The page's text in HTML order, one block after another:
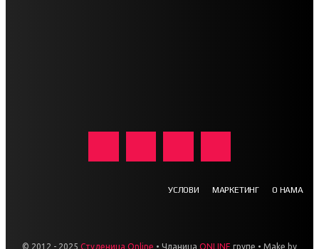
УСЛОВИ МАРКЕТИНГ О НАМА
© 2012 - 2025 Студеница Online • Чланица ONLINE групе • Make by